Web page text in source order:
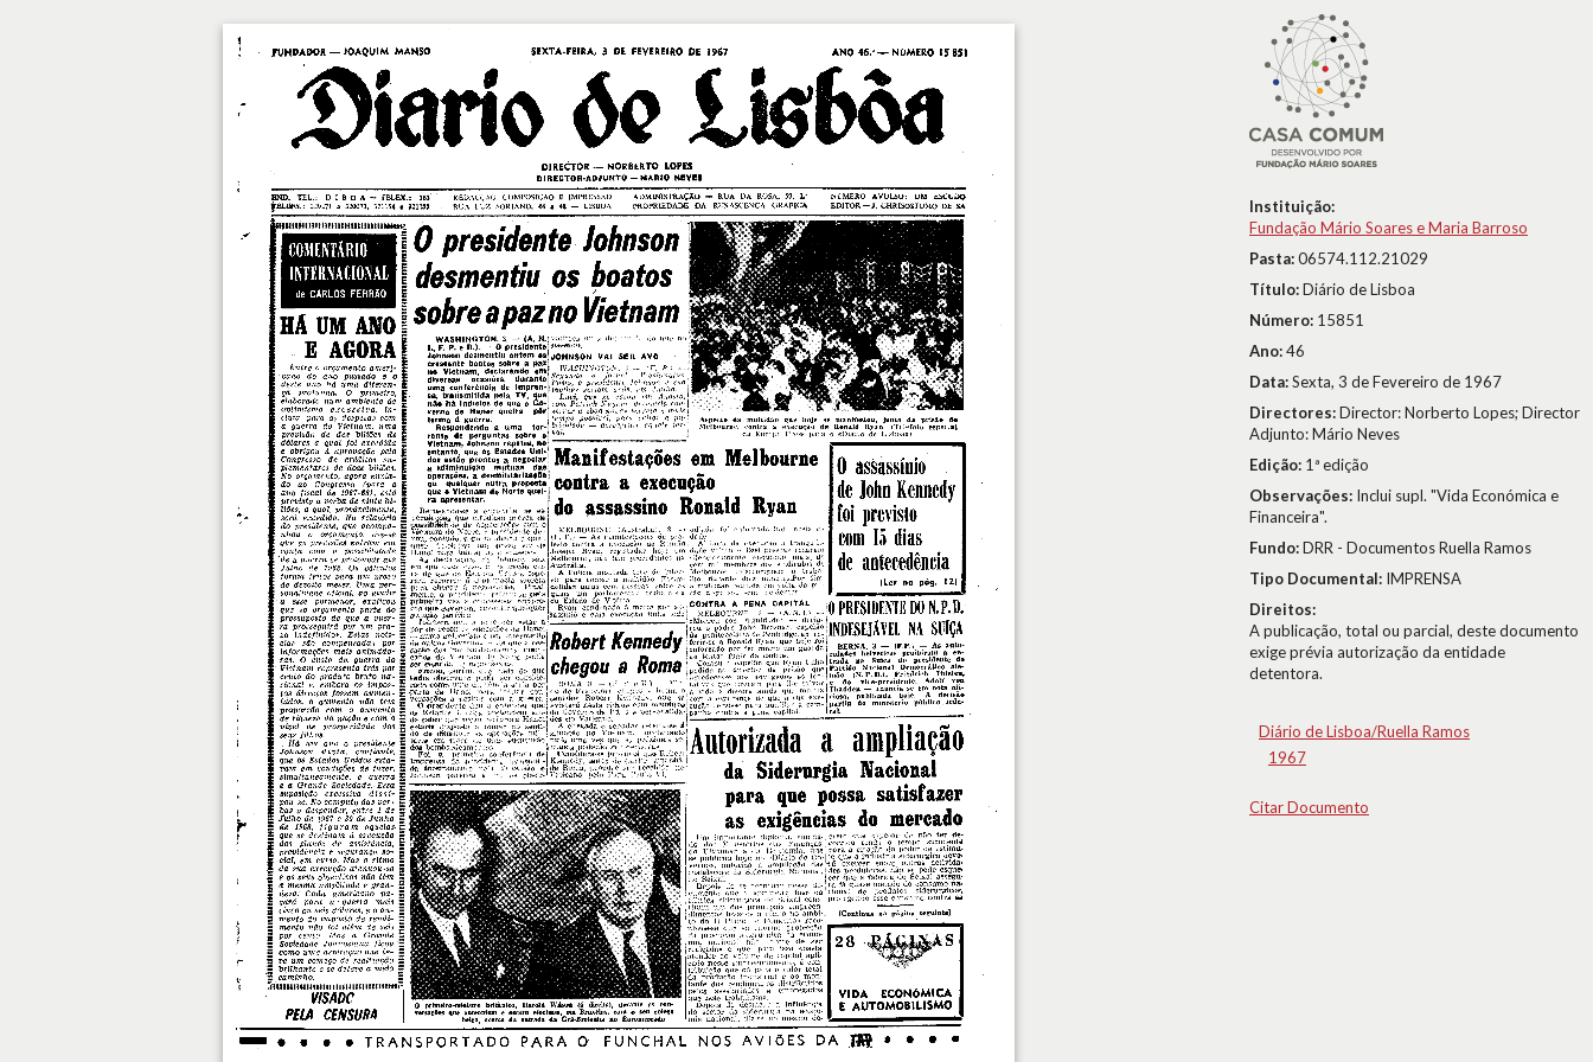
Instituição:
Fundação Mário Soares e Maria Barroso
Pasta:06574.112.21029
Título:Diário de Lisboa
Número: 15851
Ano:46
Data:Sexta, 3 de Fevereiro de 1967
Directores:Director: Norberto Lopes; Director
Adjunto: Mário Neves
Edição: 1ª edição
Observações: Inclui supl. "Vida Económica e
Financeira".
Fundo:DRR - Documentos Ruella Ramos
Tipo Documental: IMPRENSA
Direitos:
A publicação, total ou parcial, deste documento
exige prévia autorização da entidade
detentora.
Diário de Lisboa/Ruella Ramos
1967
Citar Documento